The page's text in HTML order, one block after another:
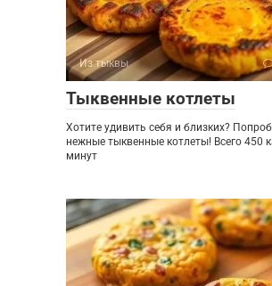
Из тыквы
Тыквенные котлеты
Хотите удивить себя и близких?
нежные тыквенные котлеты! Всего 450
минут